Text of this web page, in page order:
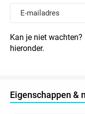
Kan je niet wachten?
hieronder.
Eigenschappen &